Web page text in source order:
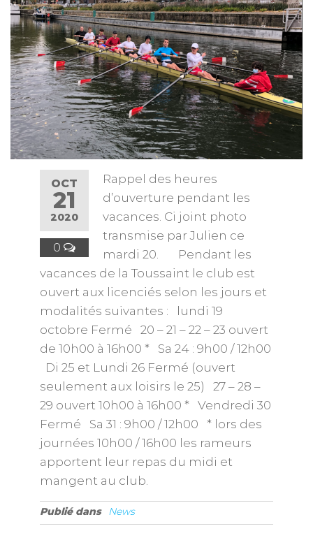
OCT
21
2020
0
Rappel des heures
d’ouverture pendant les
vacances. Ci joint photo
transmise par Julien ce
mardi 20. Pendant les
vacances de la Toussaint le club est
ouvert aux licenciés selon les jours et
modalités suivantes : lundi 19
octobre Fermé 20 – 21 – 22 – 23 ouvert
de 10h00 à 16h00 * Sa 24 : 9h00 / 12h00
Di 25 et Lundi 26 Fermé (ouvert
seulement aux loisirs le 25) 27 – 28 –
29 ouvert 10h00 à 16h00 * Vendredi 30
Fermé Sa 31 : 9h00 / 12h00 * lors des
journées 10h00 / 16h00 les rameurs
apportent leur repas du midi et
mangent au club.
Publié dans News